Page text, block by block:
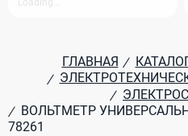
ГЛАВНАЯ /
/
/
/ ВОЛЬТМЕТР
78261